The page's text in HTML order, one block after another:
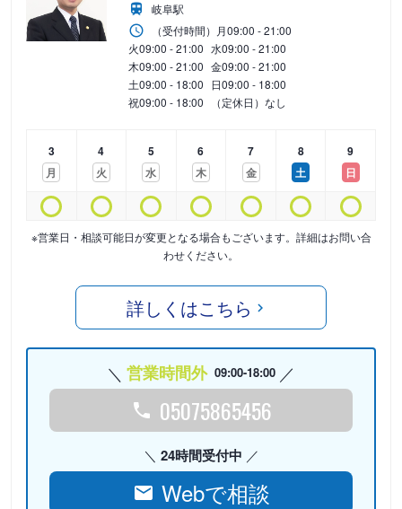
岐阜駅
（受付時間） 月09:00 - 21:00
火09:00 - 21:00 水09:00 - 21:00
木09:00 - 21:00 金09:00 - 21:00
土09:00 - 18:00 日09:00 - 18:00
祝09:00 - 18:00 （定休日）なし
3
月
4
火
5
水
6
木
7
金
8
土
9
日
※営業日・相談可能日が変更となる場合もございます。詳細はお問い合
わせください。
詳しくはこちら
営業時間外 09:00-18:00
05075865456
24時間受付中
Webで相談